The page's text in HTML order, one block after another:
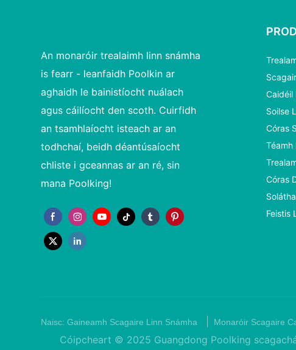
An monaróir trealaimh linn snámha
is fearr - leanfaidh Poolkin ar
aghaidh le bainistíocht nuálach
agus cáilíocht den scoth. Cuirfidh
an tsamhlaíocht isteach ar an
todhchaí, beidh déantúsaíocht
chliste i gceannas ar an ré, sin
mana Poolking!
Caidéil
Soilse
Córas
Téamh
Córas
Feistis
Naisc:Gaineamh Scagaire Linn Snámha Monaróir Scagaire
Cóipcheart © 2025 Guangdong Poolking